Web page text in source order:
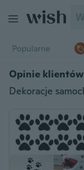
Popularne
Opinie klientów